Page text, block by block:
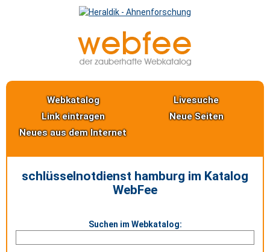
Webkatalog
Livesuche
Link eintragen
Neue Seiten
Neues aus dem Internet
schlüsselnotdienst hamburg im Katalog
WebFee
Suchen im Webkatalog: